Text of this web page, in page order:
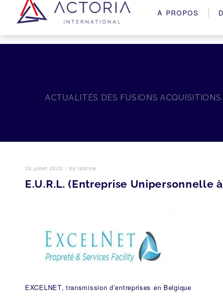
A PROPOS
ACTUALITÉS DES FUSIONS ACQUISITIONS
30 juillet 2020 / byfabrice
E.U.R.L. (Entreprise Unipersonnelle
EXCELNET, transmission d’entreprises en Belgique